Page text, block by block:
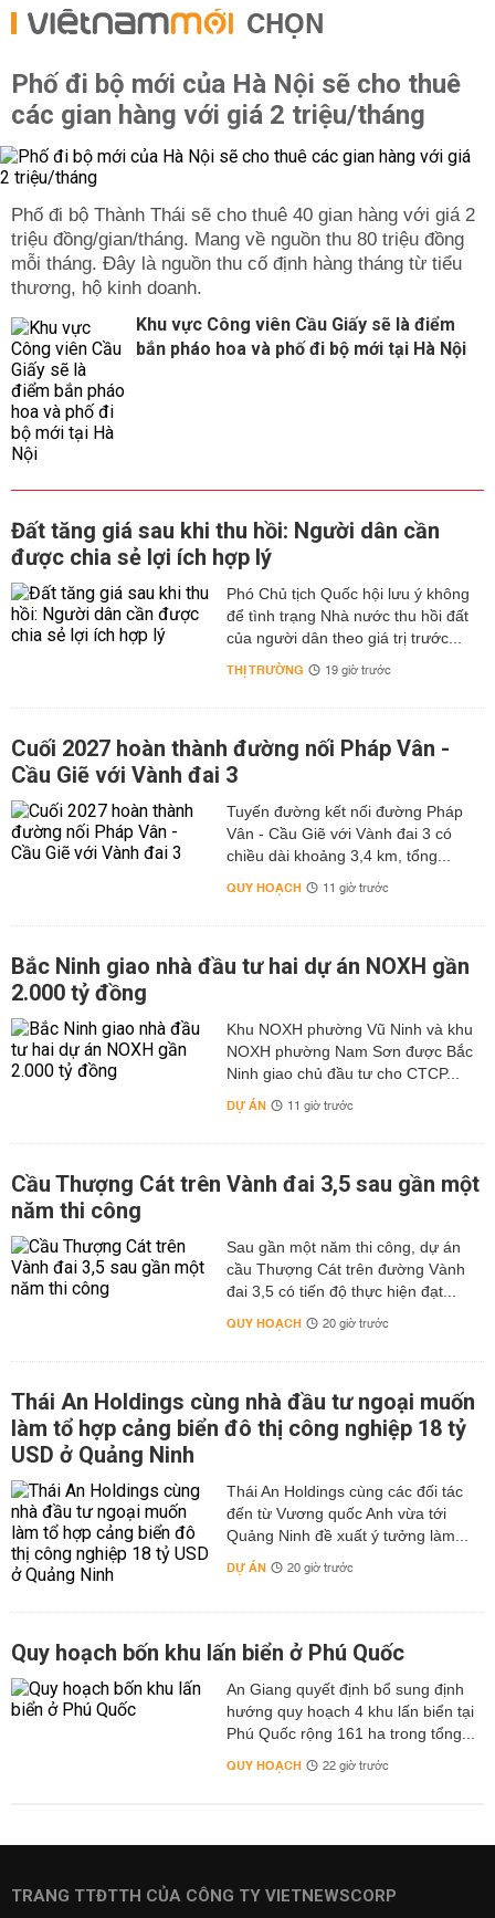
CHỌN
Phố đi bộ mới của Hà Nội sẽ cho thuê
các gian hàng với giá 2 triệu/tháng
Phố đi bộ Thành Thái sẽ cho thuê 40 gian hàng với giá 2
triệu đồng/gian/tháng. Mang về nguồn thu 80 triệu đồng
mỗi tháng. Đây là nguồn thu cố định hàng tháng từ tiểu
thương, hộ kinh doanh.
Khu vực Công viên Cầu Giấy sẽ là điểm
bắn pháo hoa và phố đi bộ mới tại Hà Nội
Đất tăng giá sau khi thu hồi: Người dân cần
được chia sẻ lợi ích hợp lý
Phó Chủ tịch Quốc hội lưu ý không
để tình trạng Nhà nước thu hồi đất
của người dân theo giá trị trước...
THỊ TRƯỜNG 19 giờ trước
Cuối 2027 hoàn thành đường nối Pháp Vân -
Cầu Giẽ với Vành đai 3
Tuyến đường kết nối đường Pháp
Vân - Cầu Giẽ với Vành đai 3 có
chiều dài khoảng 3,4 km, tổng...
QUY HOẠCH 11 giờ trước
Bắc Ninh giao nhà đầu tư hai dự án NOXH gần
2.000 tỷ đồng
Khu NOXH phường Vũ Ninh và khu
NOXH phường Nam Sơn được Bắc
Ninh giao chủ đầu tư cho CTCP...
DỰ ÁN 11 giờ trước
Cầu Thượng Cát trên Vành đai 3,5 sau gần một
năm thi công
Sau gần một năm thi công, dự án
cầu Thượng Cát trên đường Vành
đai 3,5 có tiến độ thực hiện đạt...
QUY HOẠCH 20 giờ trước
Thái An Holdings cùng nhà đầu tư ngoại muốn
làm tổ hợp cảng biển đô thị công nghiệp 18 tỷ
USD ở Quảng Ninh
Thái An Holdings cùng các đối tác
đến từ Vương quốc Anh vừa tới
Quảng Ninh đề xuất ý tưởng làm...
DỰ ÁN 20 giờ trước
Quy hoạch bốn khu lấn biển ở Phú Quốc
An Giang quyết định bổ sung định
hướng quy hoạch 4 khu lấn biển tại
Phú Quốc rộng 161 ha trong tổng...
QUY HOẠCH 22 giờ trước
TRANG TTĐTTH CỦA CÔNG TY VIETNEWSCORP